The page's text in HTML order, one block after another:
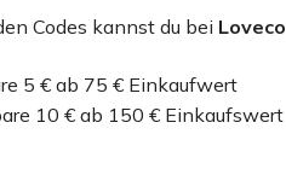
Codes kannst du bei Loveco
5 € ab 75 € Einkaufwert
10 € ab 150 € Einkaufswert